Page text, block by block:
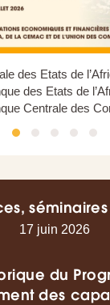
des Etats de
des Etats de
Centrale des
17 juin 2026
du
des